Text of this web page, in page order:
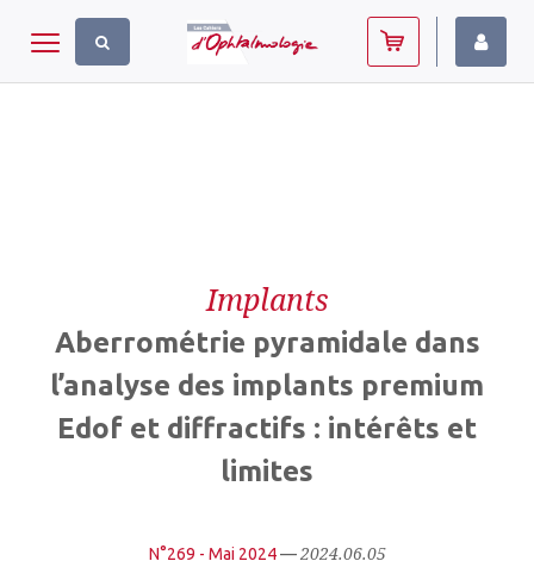
Toggle navigation
Implants
Aberrométrie pyramidale dans
l’analyse des implants premium
Edof et diffractifs : intérêts et
limites
N°269 - Mai 2024—2024.06.05
Panneau de gestion des cookies